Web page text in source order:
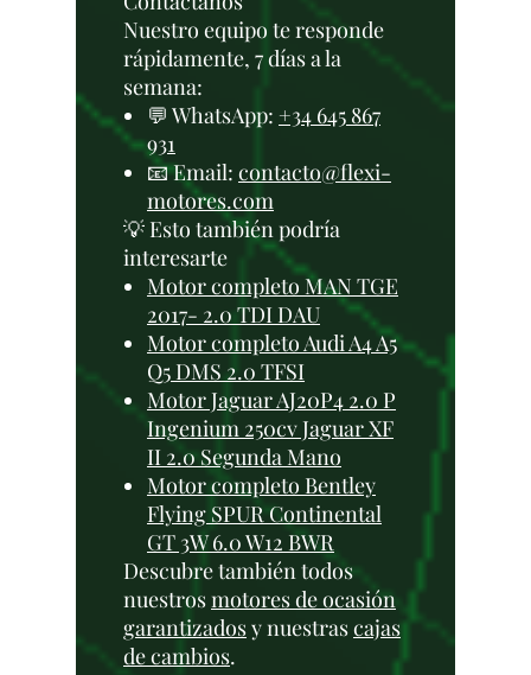
Nuestro equipo te responde
rápidamente, 7 días a la
semana:
💬 WhatsApp: +34 645 867
931
📧 Email: contacto@flexi-
motores.com
💡 Esto también podría
interesarte
Motor completo MAN TGE
2017- 2.0 TDI DAU
Motor completo Audi A4 A5
Q5 DMS 2.0 TFSI
Motor Jaguar AJ20P4 2.0 P
Ingenium 250cv Jaguar XF
II 2.0 Segunda Mano
Motor completo Bentley
Flying SPUR Continental
GT 3W 6.0 W12 BWR
Descubre también todos
nuestrosmotores de ocasión
garantizadosy nuestrascajas
de cambios.